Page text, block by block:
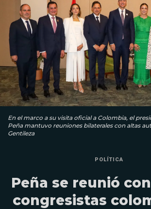
En el marco a su visita oficial a Colombia, el
Peña mantuvo reuniones bilaterales con altas
Gentileza
POLÍTICA
Peña se reunió
congresistas